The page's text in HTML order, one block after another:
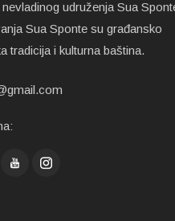
udruženja Sua
Sua Sponte su građansko
tradicija i kulturna baština.